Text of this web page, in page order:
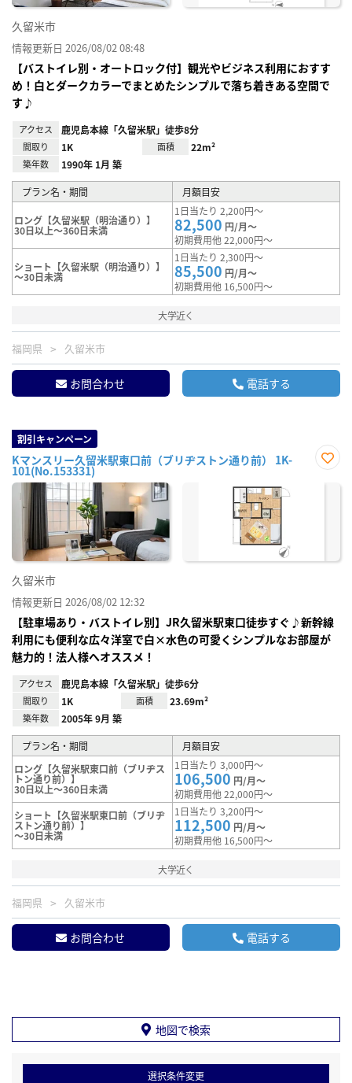
久留米市
情報更新日 2026/08/02 08:48
【バストイレ別・オートロック付】観光やビジネス利用におすす
め！白とダークカラーでまとめたシンプルで落ち着きある空間で
す♪
アクセス 鹿児島本線「久留米駅」徒歩8分
間取り 1K 面積 22m²
築年数 1990年 1月 築
プラン名・期間 月額目安
ロング【久留米駅（明治通り）】
30日以上～360日未満
1日当たり 2,200円～
82,500 円/月～
初期費用他 22,000円～
ショート【久留米駅（明治通り）】
～30日未満
1日当たり 2,300円～
85,500 円/月～
初期費用他 16,500円～
大学近く
福岡県 久留米市
お問合わせ 電話する
割引キャンペーン
Kマンスリー久留米駅東口前（ブリヂストン通り前） 1K-
101(No.153331)
に入
久留米市
情報更新日 2026/08/02 12:32
【駐車場あり・バストイレ別】JR久留米駅東口徒歩すぐ♪新幹線
利用にも便利な広々洋室で白×水色の可愛くシンプルなお部屋が
魅力的！法人様へオススメ！
アクセス 鹿児島本線「久留米駅」徒歩6分
間取り 1K 面積 23.69m²
築年数 2005年 9月 築
プラン名・期間
月額目安
ロング【久留米駅東口前（ブリヂス
トン通り前）】
30日以上～360日未満
1日当たり 3,000円～
106,500 円/月～
初期費用他 22,000円～
ショート【久留米駅東口前（ブリヂ
ストン通り前）】
～30日未満
1日当たり 3,200円～
112,500 円/月～
初期費用他 16,500円～
大学近く
福岡県 久留米市
お問合わせ 電話する
地図で検索
選択条件変更